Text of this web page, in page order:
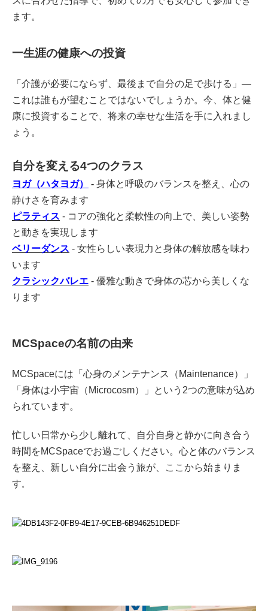
ます。
一生涯の健康への投資
「介護が必要にならず、最後まで自分の足で歩ける」—
これは誰もが望むことではないでしょうか。今、体と健
康に投資することで、将来の幸せな生活を手に入れまし
ょう。
自分を変える4つのクラス
ヨガ（ハタヨガ） - 身体と呼吸のバランスを整え、心の
静けさを育みます
ピラティス - コアの強化と柔軟性の向上で、美しい姿勢
と動きを実現します
ベリーダンス - 女性らしい表現力と身体の解放感を味わ
います
クラシックバレエ - 優雅な動きで身体の芯から美しくな
ります
MCSpaceの名前の由来
MCSpaceには「心身のメンテナンス（Maintenance）」
「身体は小宇宙（Microcosm）」という2つの意味が込め
られています。
忙しい日常から少し離れて、自分自身と静かに向き合う
時間をMCSpaceでお過ごしください。心と体のバランス
を整え、新しい自分に出会う旅が、ここから始まりま
す 。